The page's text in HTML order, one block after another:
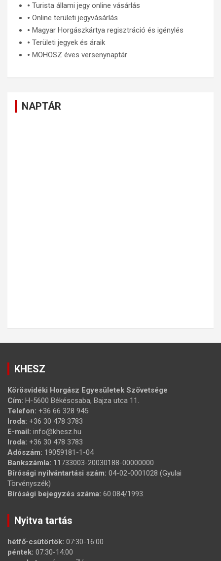
🞄 Turista állami jegy online vásárlás
🞄 Online területi jegyvásárlás
🞄 Magyar Horgászkártya regisztráció és igénylés
🞄 Területi jegyek és áraik
🞄 MOHOSZ éves versenynaptár
NAPTÁR
KHESZ
Körösvidéki Horgász Egyesületek Szövetsége
Cím: H-5600 Békéscsaba, Bajza utca 11.
Telefon: +36 66 328 945
Iroda: +36 30 478 3783
E-mail: info@khesz.hu
Iroda: +36 30 478 3783
Adószám: 19059181-1-04
Bankszámla: 11733003-20030188-00000000
Bírósági nyilvántartási szám: 04-02-0001028 (Gyulai
Törvényszék)
Bírósági bejegyzés száma: 60.084/1993.
Nyitva tartás
hétfő-csütörtök: 07:30-16:00
péntek: 07:30-14:00